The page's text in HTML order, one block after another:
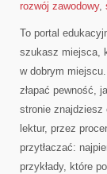
rozwój zawodowy,
To portal
szukasz miejsca,
w dobrym
złapać pewność,
stronie znajdziesz
lektur, przez
przytłaczać:
przykłady, które